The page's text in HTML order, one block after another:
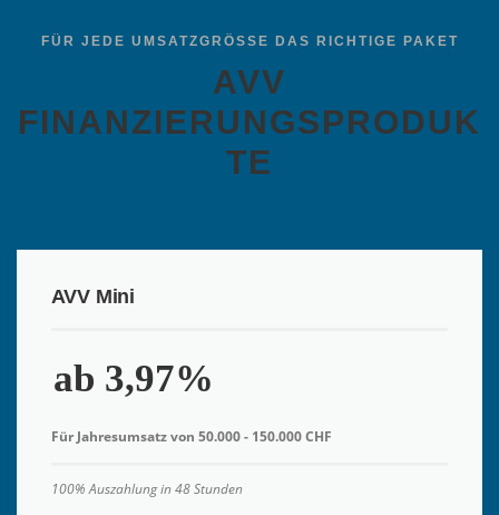
FÜR JEDE UMSATZGRÖSSE DAS RICHTIGE PAKET
AVV
FINANZIERUNGSPRODUK
TE
AVV Mini
ab 3,97%
Für Jahresumsatz von 50.000 - 150.000 CHF
100% Auszahlung in 48 Stunden